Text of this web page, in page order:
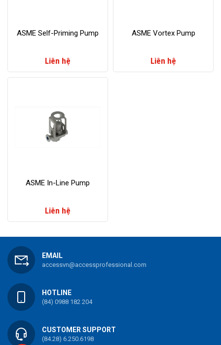
ASME Self-Priming Pump
Liên hệ
ASME Vortex Pump
Liên hệ
ASME In-Line Pump
Liên hệ
EMAIL
accessvn@accessprofessional.com
HOTLINE
(84) 0988 182 204
CUSTOMER SUPPORT
(84.28) 6.250.6198